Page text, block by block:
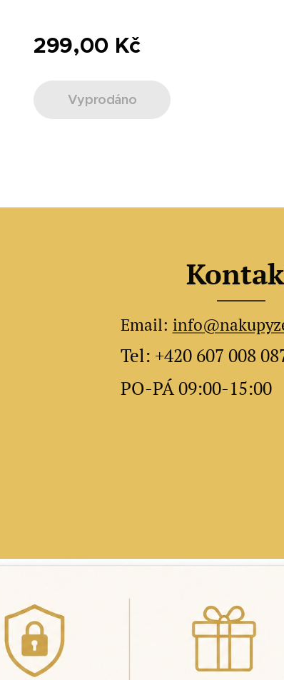
299,00 Kč
Vyprodáno
Email:
Tel: +420 607 008
PO-PÁ 09:00-15:00